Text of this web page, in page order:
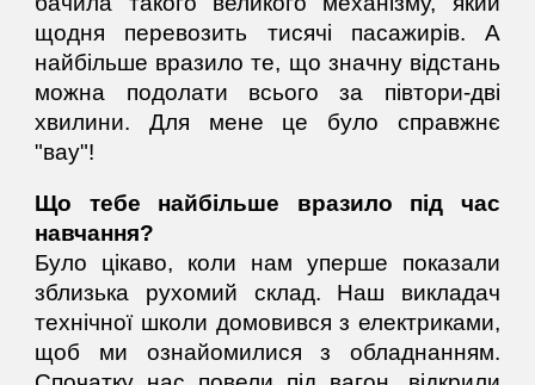
щодня перевозить тисячі пасажирів. А
найбільше вразило те, що значну відстань
можна подолати всього за півтори-дві
хвилини. Для мене це було справжнє
"вау"!
Що тебе найбільше вразило під час
навчання?
Було цікаво, коли нам уперше показали
зблизька рухомий склад. Наш викладач
технічної школи домовився з електриками,
щоб ми ознайомилися з обладнанням.